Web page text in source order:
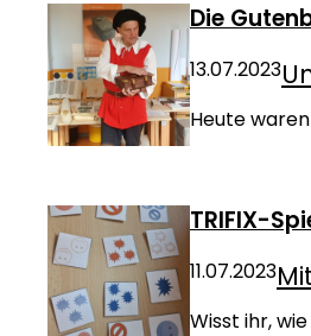
Die
13.07.2023
Heute
TRIFIX-
11.07.2023
Wisst ihr,